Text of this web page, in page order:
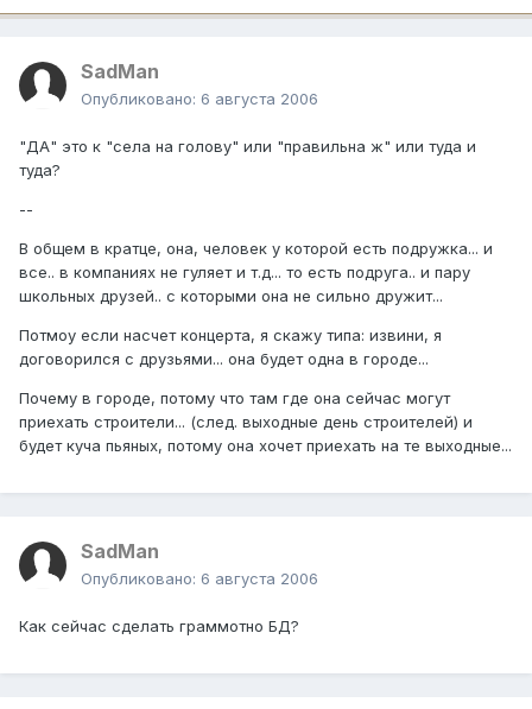
SadMan
Опубликовано: 6 августа 2006
"ДА" это к "села на голову" или "правильна ж" или туда и
туда?
--
В общем в кратце, она, человек у которой есть подружка... и
все.. в компаниях не гуляет и т.д... то есть подруга.. и пару
школьных друзей.. с которыми она не сильно дружит...
Потмоу если насчет концерта, я скажу типа: извини, я
договорился с друзьями... она будет одна в городе...
Почему в городе, потому что там где она сейчас могут
приехать строители... (след. выходные день строителей) и
будет куча пьяных, потому она хочет приехать на те выходные...
SadMan
Опубликовано: 6 августа 2006
Как сейчас сделать граммотно БД?